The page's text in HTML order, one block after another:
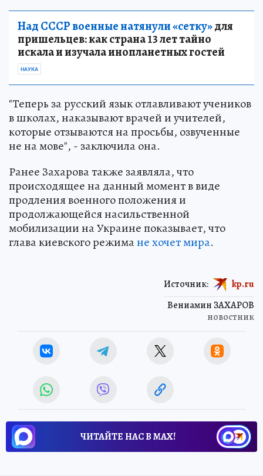
Над СССР военные натянули «сетку»для
пришельцев: как страна 13 лет тайно
искала и изучала инопланетных гостей
НАУКА
"Теперь за русский язык отлавливают учеников
в школах, наказывают врачей и учителей,
которые отзываются на просьбы, озвученные
не на мове", - заключила она.
Ранее Захарова также заявляла, что
происходящее на данный момент в виде
продления военного положения и
продолжающейся насильственной
мобилизации на Украине показывает, что
глава киевского режимане хочет мира.
Вениамин ЗАХАРОВ
новостник
Источник: kp.ru
ЧИТАЙТЕ НАС В МАХ!